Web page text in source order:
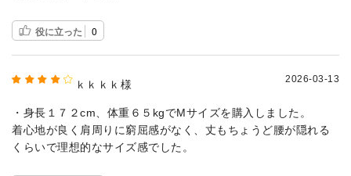
役に立った 0
ｋｋｋｋ様 2026-03-13
・身長１７２cm、体重６５kgでMサイズを購入しました。
着心地が良く肩周りに窮屈感がなく、丈もちょうど腰が隠れる
くらいで理想的なサイズ感でした。